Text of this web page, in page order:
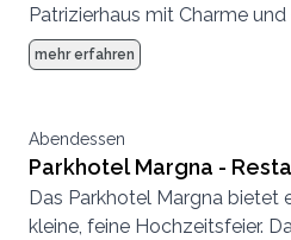
Patrizierhaus mit Charme
lichtdurchfluteten Ebene
Silvaplanersee umfasst einen
und drei Restaurants.
bietet der grosszügige
Bäumen lauschige Plätze für
im Freien.
mehr erfahren
Abendessen
Parkhotel Margna -
Das Parkhotel Margna bietet
kleine, feine Hochzeitsfeier.